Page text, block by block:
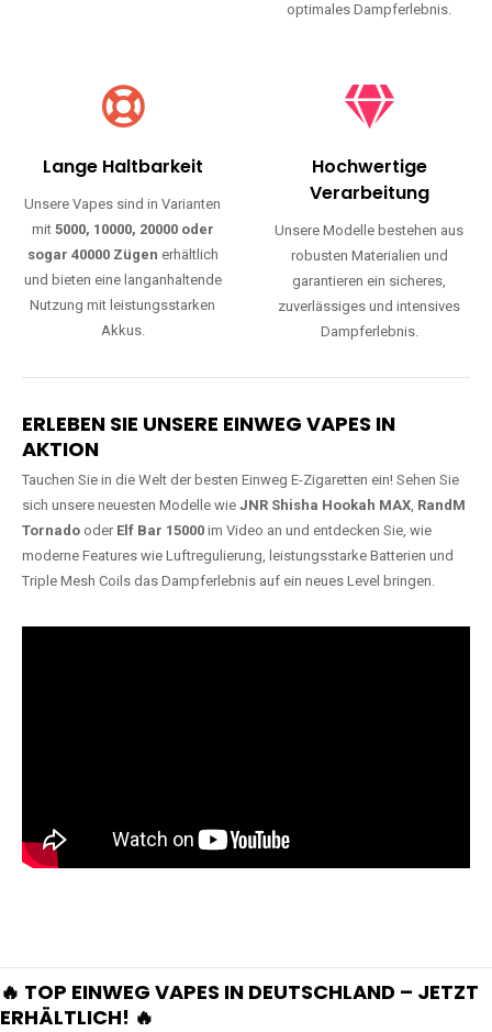
optimales Dampferlebnis.
Lange Haltbarkeit
Unsere Vapes sind in Varianten
mit 5000, 10000, 20000 oder
sogar 40000 Zügen erhältlich
und bieten eine langanhaltende
Nutzung mit leistungsstarken
Akkus.
Hochwertige
Verarbeitung
Unsere Modelle bestehen aus
robusten Materialien und
garantieren ein sicheres,
zuverlässiges und intensives
Dampferlebnis.
ERLEBEN SIE UNSERE EINWEG VAPES IN
AKTION
Tauchen Sie in die Welt der besten Einweg E-Zigaretten ein! Sehen Sie
sich unsere neuesten Modelle wie JNR Shisha Hookah MAX, RandM
Tornado oder Elf Bar 15000 im Video an und entdecken Sie, wie
moderne Features wie Luftregulierung, leistungsstarke Batterien und
Triple Mesh Coils das Dampferlebnis auf ein neues Level bringen.
🔥 TOP EINWEG VAPES IN DEUTSCHLAND – JETZT
ERHÄLTLICH! 🔥